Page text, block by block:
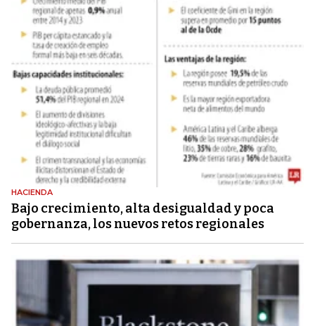
HACIENDA
Bajo crecimiento, alta desigualdad y poca
gobernanza, los nuevos retos regionales